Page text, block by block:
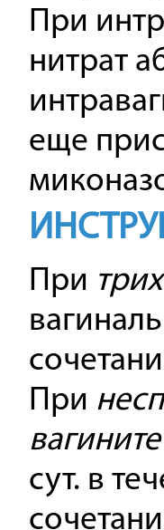
При
нитрат
еще
При
При
вагините
сут. в